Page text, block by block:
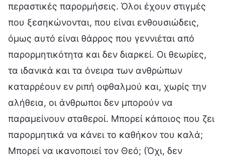
περαστικές παρορμήσεις. Όλοι έχουν στιγμές
που ξεσηκώνονται, που είναι ενθουσιώδεις,
όμως αυτό είναι θάρρος που γεννιέται από
παρορμητικότητα και δεν διαρκεί. Οι θεωρίες,
τα ιδανικά και τα όνειρα των ανθρώπων
καταρρέουν εν ριπή οφθαλμού και, χωρίς την
αλήθεια, οι άνθρωποι δεν μπορούν να
παραμείνουν σταθεροί. Μπορεί κάποιος που ζει
παρορμητικά να κάνει το καθήκον του καλά;
Μπορεί να ικανοποιεί τον Θεό; (Όχι, δεν